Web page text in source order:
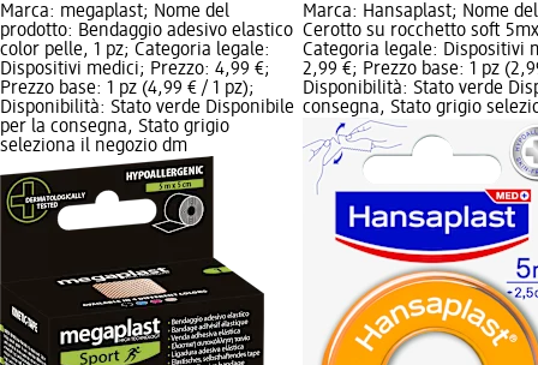
Marca: megaplast; Nome del
prodotto: Bendaggio adesivo elastico
color pelle, 1 pz; Categoria legale:
Dispositivi medici; Prezzo: 4,99 €;
Prezzo base: 1 pz (4,99 € / 1 pz);
Disponibilità: Stato verde Disponibile
per la consegna, Stato grigio
seleziona il negozio dm
Marca: Hansaplast; Nome
Cerotto su rocchetto soft
Categoria legale: Dispositivi
2,99 €; Prezzo base: 1 pz
Disponibilità: Stato verde
consegna, Stato grigio